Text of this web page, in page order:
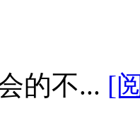
的不... [